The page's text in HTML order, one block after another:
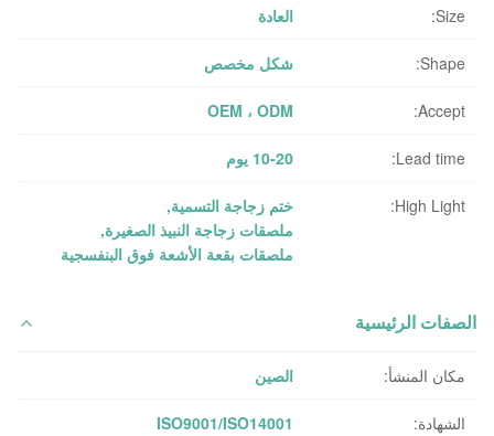
Size: العادة
Shape: شكل مخصص
Accept: OEM ، ODM
Lead time: 10-20 يوم
High Light: ختم زجاجة التسمية,
ملصقات زجاجة النبيذ الصغيرة,
ملصقات بقعة الأشعة فوق البنفسجية
الصفات الرئيسية
مكان المنشأ: الصين
الشهادة: ISO9001/ISO14001